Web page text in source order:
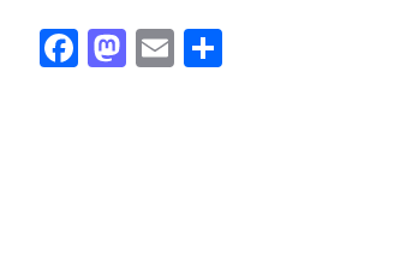
Facebook
Mastodon
Email